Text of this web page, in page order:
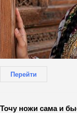
Перейти
Точу ножи сама и